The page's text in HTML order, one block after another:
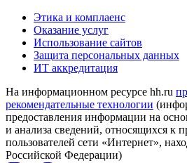
Этика и комплаенс
Оказание услуг
Использование сайтов
Защита персональных данных
ИТ аккредитация
На информационном ресурсе hh.ru
рекомендательные технологии
предоставления информации на
и анализа сведений, относящихся к
пользователей сети «Интернет»,
Российской Федерации)